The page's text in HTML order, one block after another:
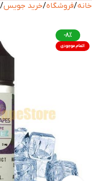
خانه فروشگاه خرید جویس
-8%
اتمام موجودی